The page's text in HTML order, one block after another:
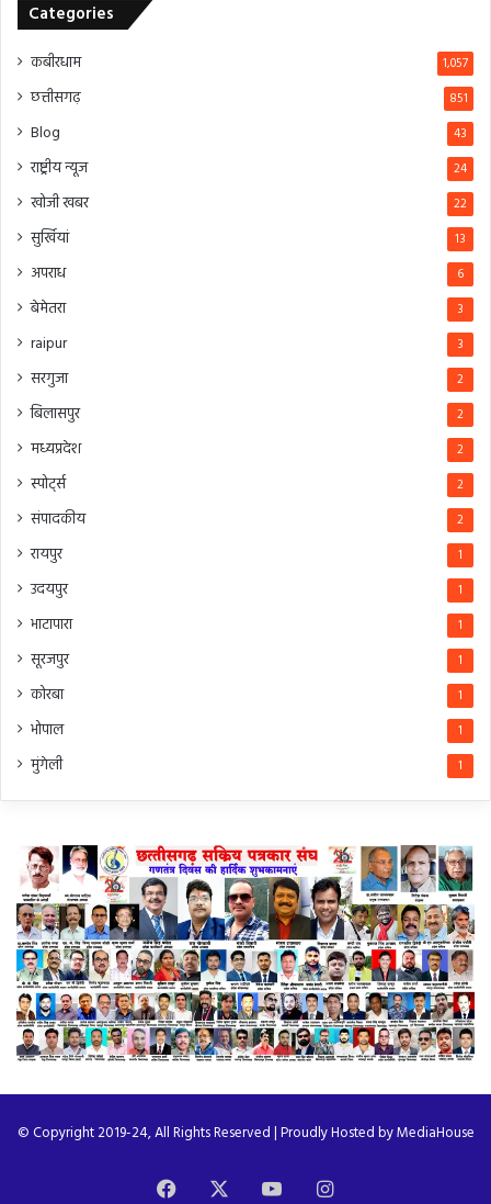
Categories
कबीरधाम 1,057
छत्तीसगढ़ 851
Blog 43
राष्ट्रीय न्यूज 24
खोजी खबर 22
सुर्खियां 13
अपराध 6
बेमेतरा 3
raipur 3
सरगुजा 2
बिलासपुर 2
मध्यप्रदेश 2
स्पोर्ट्स 2
संपादकीय 2
रायपुर 1
उदयपुर 1
भाटापारा 1
सूरजपुर 1
कोरबा 1
भोपाल 1
मुंगेली 1
© Copyright 2019-24, All Rights Reserved | Proudly Hosted byMediaHouse
Facebook YouTubeInstagram